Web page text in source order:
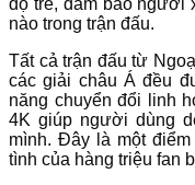
nào trong trận đấu.
Tất cả trận đấu từ
các giải châu Á đều
năng chuyển đổi linh
4K giúp người dùng
mình. Đây là một
tình của hàng triệu fan